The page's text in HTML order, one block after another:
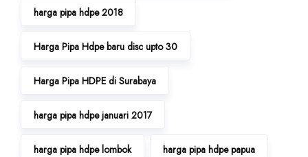
harga pipa hdpe 2018
Harga Pipa Hdpe baru disc upto 30
Harga Pipa HDPE di Surabaya
harga pipa hdpe januari 2017
harga pipa hdpe lombok harga pipa hdpe papua